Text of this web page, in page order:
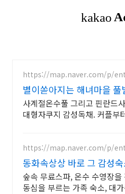
https://map.naver.com/p/
별이쏟아지는 해녀마을 풀
르세라핌도 다녀간 감성풀
사계절온수풀 그리고 핀란드
대형자쿠지 감성독채. 커플부
돌담길 속에서느끼는 온전한
https://map.naver.com/p/
동화속상상 바로 그 감성
주서쪽 오설록근처 완벽독
숲속 무료스파, 온수 수영장을
동심을 부르는 가족 숙소, 대